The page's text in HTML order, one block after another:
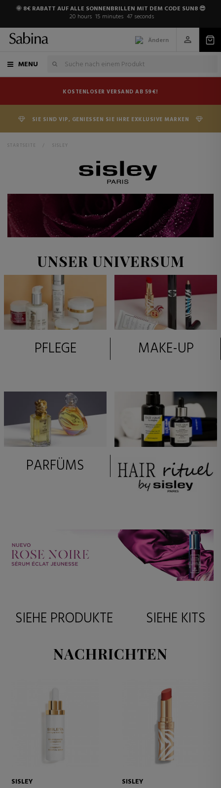
🌞 8€ RABATT AUF ALLE SONNENBRILLEN MIT DEM CODE SUN8 😎
20 hours 15 minutes 46 seconds
Ändern
MENU
KOSTENLOSER VERSAND AB 59€!
SIE SIND VIP, GENIESSEN SIE IHRE EXKLUSIVE MARKEN
STARTSEITE > SISLEY
UNSER UNIVERSUM
PFLEGE MAKE-UP
PARFÜMS
SIEHE PRODUKTE SIEHE KITS
NACHRICHTEN
SISLEY
SISLEY